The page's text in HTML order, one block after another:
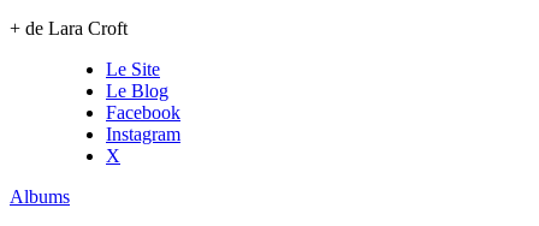
+ de Lara Croft
Le Site
Le Blog
Facebook
Instagram
X
Albums